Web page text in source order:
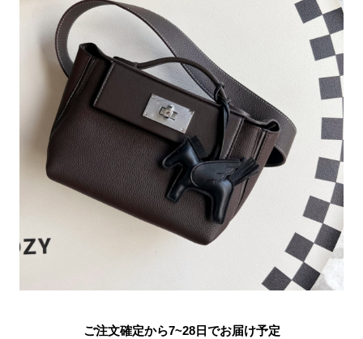
ご注文確定から7~28日でお届け予定